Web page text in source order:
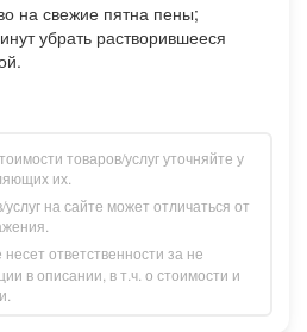
на свежие пятна пены;
убрать растворившееся
товаров/услуг уточняйте у
их.
на сайте может отличаться от
несет ответственности за не
в описании, в т.ч. о стоимости и